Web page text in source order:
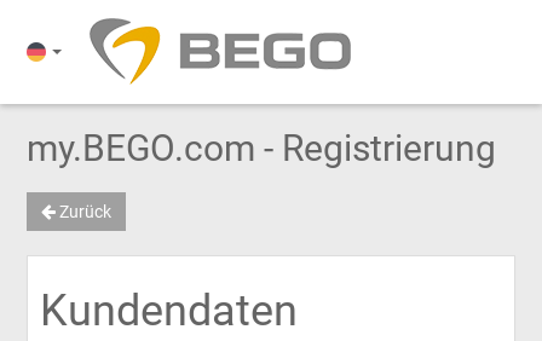
my.BEGO.com - Registrierung
Zurück
Kundendaten